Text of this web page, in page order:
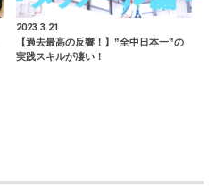
2023.3.21
【過去最高の反響！】”全中日本一”の
実践スキルが凄い！